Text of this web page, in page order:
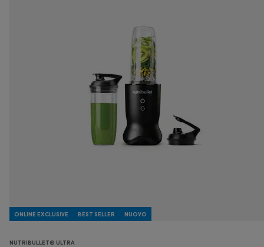
ONLINE EXCLUSIVE BEST SELLER NUOVO
NUTRIBULLET® ULTRA